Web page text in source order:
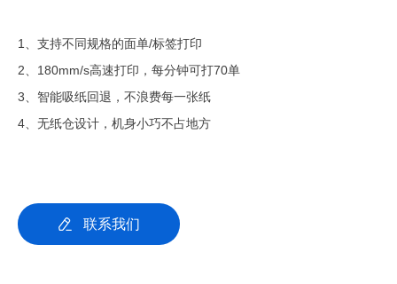
1、支持不同规格的面单/标签打印
2、180mm/s高速打印，每分钟可打70单
3、智能吸纸回退，不浪费每一张纸
4、无纸仓设计，机身小巧不占地方
联系我们